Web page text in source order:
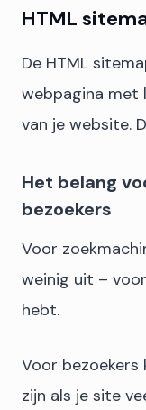
HTML
De HTML
webpagina met
van je website.
Het belang
bezoekers
Voor
weinig uit –
hebt.
Voor bezoekers
zijn als je site